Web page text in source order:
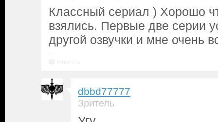
Классный сериал ) Хорошо
взялись. Первые две серии
другой озвучки и мне очень
dbbd77777
Зритель